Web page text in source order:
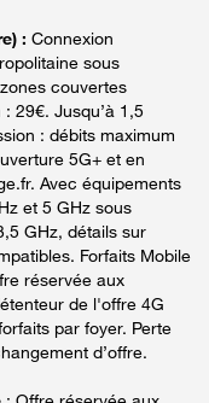
: Connexion
sous
couvertes
29€. Jusqu’à 1,5
: débits maximum
5G+ et en
Avec équipements
et 5 GHz sous
GHz, détails sur
Forfaits Mobile
réservée aux
de l'offre 4G
par foyer. Perte
d’offre.